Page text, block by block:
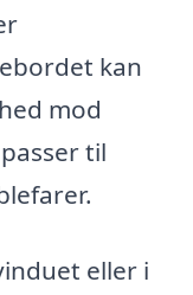
kan
mod
til
eller i